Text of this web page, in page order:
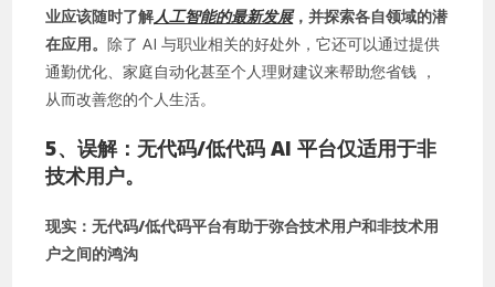
业应该随时了解人工智能的最新发展，并探索各自领域的潜
在应用。除了 AI 与职业相关的好处外，它还可以通过提供
通勤优化、家庭自动化甚至个人理财建议来帮助您省钱 ，
从而改善您的个人生活。
5、误解：无代码/低代码 AI 平台仅适用于非
技术用户。
现实：无代码/低代码平台有助于弥合技术用户和非技术用
户之间的鸿沟